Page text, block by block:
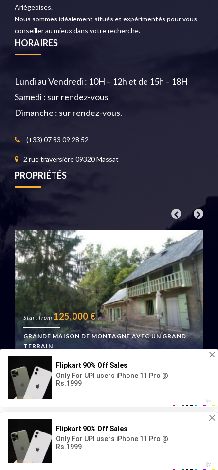
Ariègeoises.
Nous sommes idéalement situés et expérimentés pour vous
conseiller au mieux dans votre recherche.
HORAIRES
Lundi au Vendredi : 10H – 12h et de 15h – 18H
Samedi : sur rendez-vous
Dimanche : sur rendez-vous.
(+33) 07 83 09 28 52
2 rue traversière 09320 Massat
PROPRIÉTÉS
Start from 125,000 €
GRANDE MAISON DE MONTAGNE AVEC UN GRAND
TERRAIN
Boussenac, France